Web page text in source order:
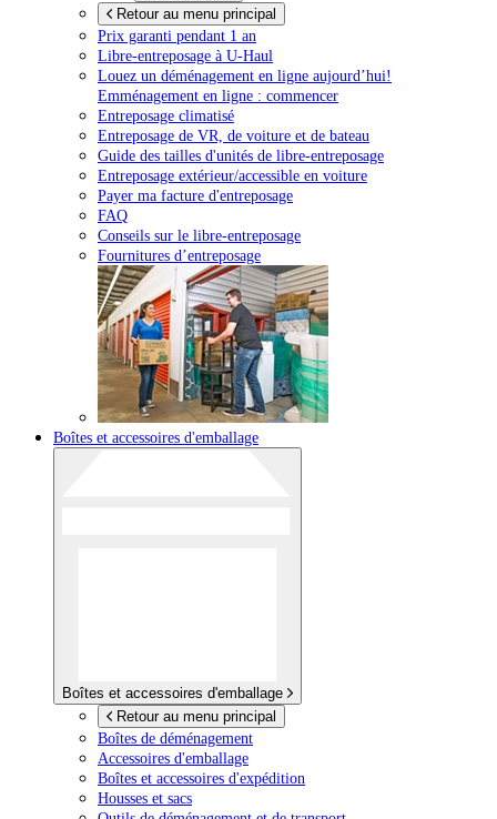
Retour au menu principal
Prix garanti pendant 1 an
Libre-entreposage à U-Haul
Louez un déménagement en ligne aujourd’hui!
Emménagement en ligne : commencer
Entreposage climatisé
Entreposage de VR, de voiture et de bateau
Guide des tailles d'unités de libre-entreposage
Entreposage extérieur/accessible en voiture
Payer ma facture d'entreposage
FAQ
Conseils sur le libre-entreposage
Fournitures d’entreposage
Boîtes et accessoires d'emballage
Boîtes et accessoires d'emballage
Retour au menu principal
Boîtes de déménagement
Accessoires d'emballage
Boîtes et accessoires d'expédition
Housses et sacs